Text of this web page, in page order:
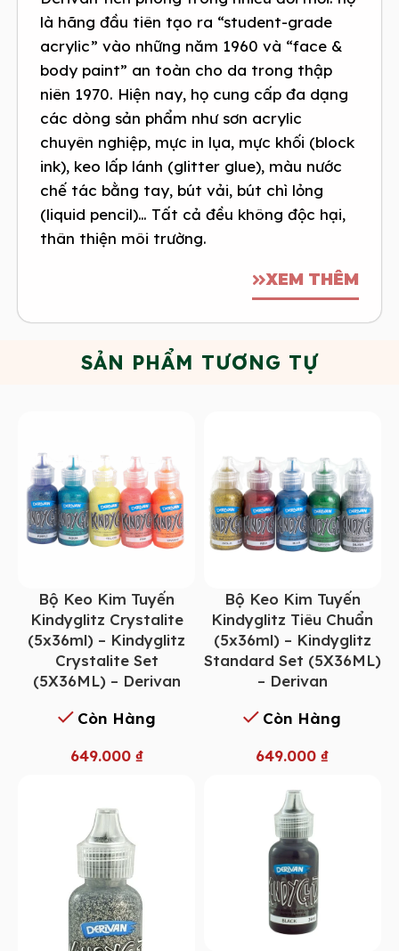
là hãng đầu tiên tạo ra “student-grade
acrylic” vào những năm 1960 và “face &
body paint” an toàn cho da trong thập
niên 1970. Hiện nay, họ cung cấp đa dạng
các dòng sản phẩm như sơn acrylic
chuyên nghiệp, mực in lụa, mực khối (block
ink), keo lấp lánh (glitter glue), màu nước
chế tác bằng tay, bút vải, bút chì lỏng
(liquid pencil)… Tất cả đều không độc hại,
thân thiện môi trường.
XEM THÊM
SẢN PHẨM TƯƠNG TỰ
Bộ Keo Kim Tuyến
Kindyglitz Crystalite
(5x36ml) – Kindyglitz
Crystalite Set
(5X36ML) – Derivan
Còn Hàng
649.000 ₫
Bộ Keo Kim Tuyến
Kindyglitz Tiêu Chuẩn
(5x36ml) – Kindyglitz
Standard Set (5X36ML)
– Derivan
Còn Hàng
649.000₫